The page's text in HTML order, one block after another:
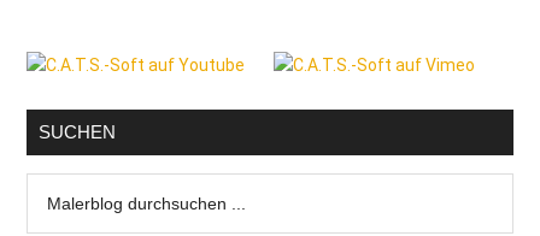
Sohn
Seitenspalte
SUCHEN
durchsuchen